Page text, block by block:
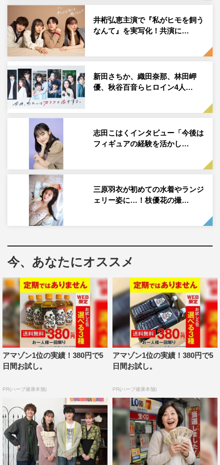
西垣匠、スミレの再就職先となるランジェリーブランド
「アン・リス」のデザイナー兼社長の叶百合をトリンドル
玲奈が演じる。
後、数々の映画やドラマ、舞台にCMと幅広く活躍し続け
ている猪塚が演じるのは、ランジェリーブランド「アン・
リス」で働くスミレの上司・奥村リョウ。百合とは旧知の
仲で、百合の右腕として彼女を支え続けている。
今年2月まで放送していたスーパー戦隊シリーズ『暴太郎
戦隊ドンブラザーズ』にヒロインとして出演し人気急上昇
中の志田が演じる五十嵐桃は、宗一の過去を知る謎の女性
で、スミレたち4人の関係を動かしていくことに。果たし
て彼女の目的とは。
第7回日本制服アワードグランプリ（2020年）を受賞、各
で、女優・モデルとしても活動の幅を広げている三原は、
猪塚と同じくランジェリーブランド「アン・リス」の社
になるが、年齢はスミレよりも年下でインフルエンサーと
いう役どころだ。
番組情報
ドラマストリーム『私がヒモを飼うなんて』
TBSほか
2023年3月28日（火）地上波放送スタート
毎週火曜 深夜0時58分～1時28分
1週間先行有料配信：3月21日（火・祝）より「Paravi」
「U-NEXT」にて毎週火曜正午配信予定
※3月28日（火）地上波放送後、「TVer」「TBS FREE」
にて無料1週間見逃し配信
井桁弘恵主演で『私がヒモを飼う
なんて』を実写化！共演に…
新田さちか、織田奈那、林田岬
優、秋谷百音らヒロイン4人…
志田こはくインタビュー「今後は
フィギュアの経験を活かし…
三原羽衣が初めての水着やランジ
ェリー姿に…！枝優花の撮…
今、あなたにオススメ
アマゾン1位の実績！380円で5
日間お試し。
PR(ハーブ健康本舗)
アマゾン1位の実績！380円で5
日間お試し。
PR(ハーブ健康本舗)